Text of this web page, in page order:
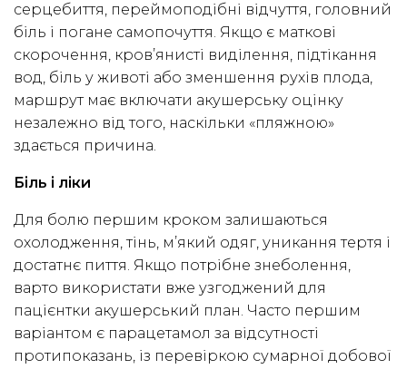
серцебиття, переймоподібні відчуття, головний
біль і погане самопочуття. Якщо є маткові
скорочення, кров’янисті виділення, підтікання
вод, біль у животі або зменшення рухів плода,
маршрут має включати акушерську оцінку
незалежно від того, наскільки «пляжною»
здається причина.
Біль і ліки
Для болю першим кроком залишаються
охолодження, тінь, м’який одяг, уникання тертя і
достатнє пиття. Якщо потрібне знеболення,
варто використати вже узгоджений для
пацієнтки акушерський план. Часто першим
варіантом є парацетамол за відсутності
протипоказань, із перевіркою сумарної добової